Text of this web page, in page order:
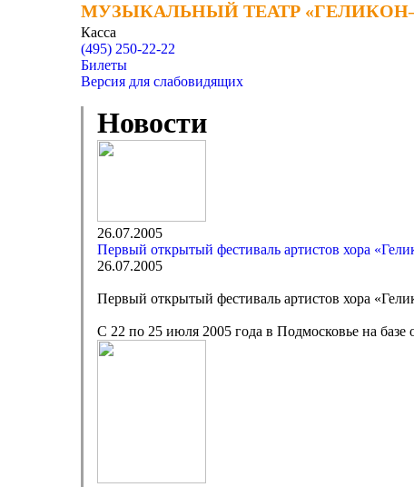
МУЗЫКАЛЬНЫЙ ТЕАТР
МУЗЫКАЛЬНЫЙ ТЕАТР
Касса
(495) 250-22-22
Билеты
Версия для слабовидящих
Новости
26.07.2005
Первый открытый фестиваль артистов хора
26.07.2005
Первый открытый фестиваль артистов хора
С 22 по 25 июля 2005 года в Подмосковье на